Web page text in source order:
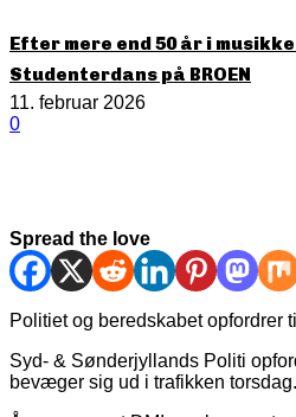
Efter mere end 50 år i
Studenterdans på BROEN
11. februar 2026
0
Spread the love
Politiet og beredskabet opfordrer
Syd- & Sønderjyllands Politi
bevæger sig ud i trafikken torsdag.